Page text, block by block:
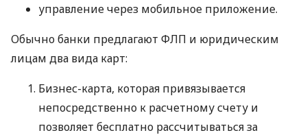
управление через мобильное приложение.
Обычно банки предлагают ФЛП и юридическим
лицам два вида карт:
Бизнес-карта, которая привязывается
непосредственно к расчетному счету и
позволяет бесплатно рассчитываться за